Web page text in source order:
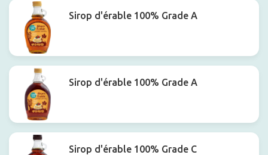
Sirop d'érable 100% Grade A
Sirop d'érable 100% Grade A
Sirop d'érable 100% Grade C